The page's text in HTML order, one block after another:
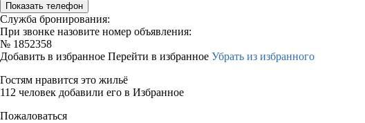
Показать телефон
Служба бронирования:
При звонке назовите номер объявления:
№ 1852358
Добавить в избранное Перейти в избранное Убрать из избранного
Гостям нравится это жильё
112 человек добавили его в Избранное
Пожаловаться